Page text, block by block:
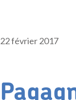
22 février 2017